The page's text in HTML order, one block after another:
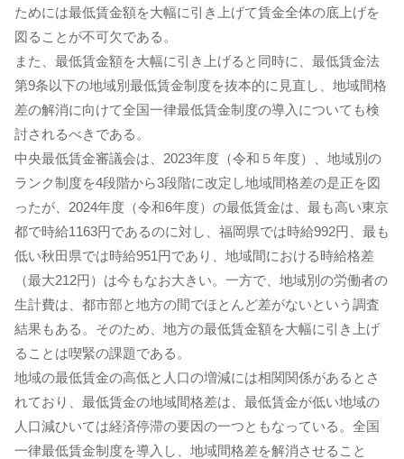
ためには最低賃金額を大幅に引き上げて賃金全体の底上げを
図ることが不可欠である。
また、最低賃金額を大幅に引き上げると同時に、最低賃金法
第9条以下の地域別最低賃金制度を抜本的に見直し、地域間格
差の解消に向けて全国一律最低賃金制度の導入についても検
討されるべきである。
中央最低賃金審議会は、2023年度（令和５年度）、地域別の
ランク制度を4段階から3段階に改定し地域間格差の是正を図
ったが、2024年度（令和6年度）の最低賃金は、最も高い東京
都で時給1163円であるのに対し、福岡県では時給992円、最も
低い秋田県では時給951円であり、地域間における時給格差
（最大212円）は今もなお大きい。一方で、地域別の労働者の
生計費は、都市部と地方の間でほとんど差がないという調査
結果もある。そのため、地方の最低賃金額を大幅に引き上げ
ることは喫緊の課題である。
地域の最低賃金の高低と人口の増減には相関関係があるとさ
れており、最低賃金の地域間格差は、最低賃金が低い地域の
人口減ひいては経済停滞の要因の一つともなっている。全国
一律最低賃金制度を導入し、地域間格差を解消させること